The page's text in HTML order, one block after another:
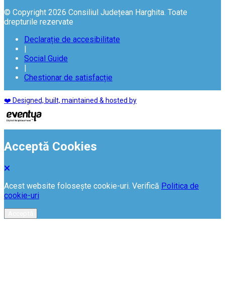
© Copyright 2026 Consiliul Județean Harghita. Toate
drepturile rezervate
Declarație de accesibilitate
|
Social Guide
|
Chestionar de satisfacție
❤️ Designed, built, maintained & hosted by
Acceptă Cookies
Acest website folosește cookie-uri. Verifică Politica de
cookie-uri